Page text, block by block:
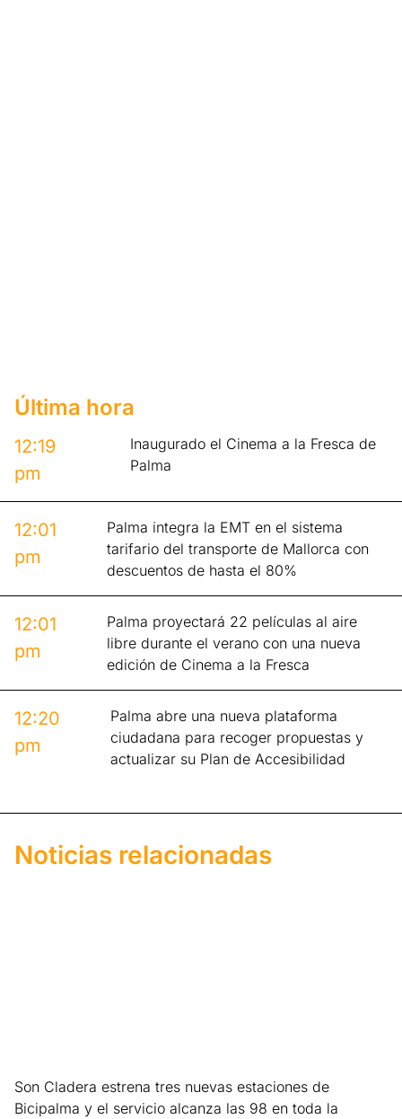
Última hora
12:19
pm
Inaugurado el Cinema a la Fresca de
Palma
12:01
pm
Palma integra la EMT en el sistema
tarifario del transporte de Mallorca con
descuentos de hasta el 80%
12:01
pm
Palma proyectará 22 películas al aire
libre durante el verano con una nueva
edición de Cinema a la Fresca
12:20
pm
Palma abre una nueva plataforma
ciudadana para recoger propuestas y
actualizar su Plan de Accesibilidad
Noticias relacionadas
Son Cladera estrena tres nuevas estaciones de
Bicipalma y el servicio alcanza las 98 en toda la